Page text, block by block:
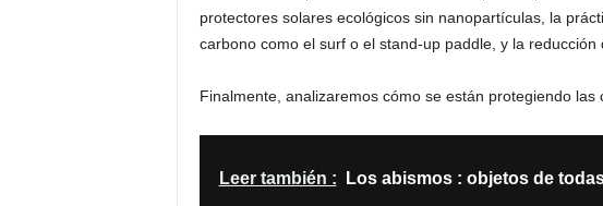
protectores solares ecológicos sin nanopartículas, la
carbono como el surf o el stand-up paddle, y la
Finalmente, analizaremos cómo se están protegiendo las
Leer también : Los abismos : objetos de